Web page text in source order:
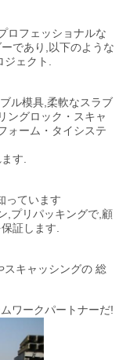
ロフェッショナルな
であり,以下のような
ジェクト.
ル模具,柔軟なスラブ
ングロック・スキャ
ォーム・タイシステ
す.
っています
,プリパッキングで,顧
証します.
スキャッシングの 総
ワークパートナーだ!